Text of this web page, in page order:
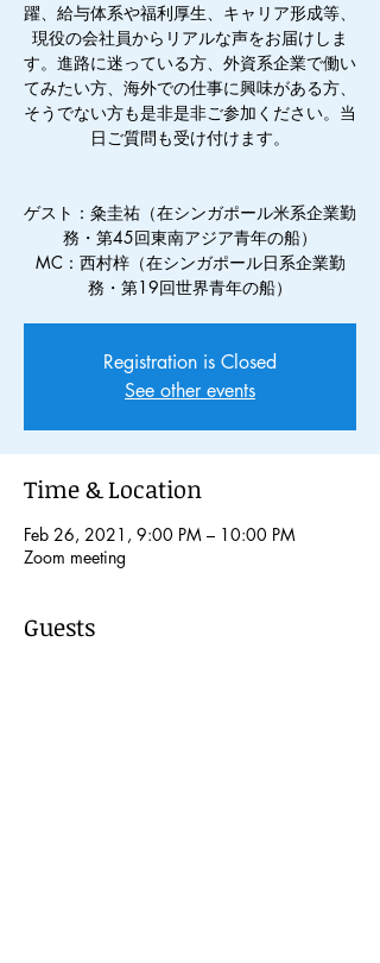
躍、給与体系や福利厚生、キャリア形成等、
現役の会社員からリアルな声をお届けしま
す。進路に迷っている方、外資系企業で働い
てみたい方、海外での仕事に興味がある方、
そうでない方も是非是非ご参加ください。当
日ご質問も受け付けます。
ゲスト：粂圭祐（在シンガポール米系企業勤
務・第45回東南アジア青年の船）
MC：西村梓（在シンガポール日系企業勤
務・第19回世界青年の船）
Registration is Closed
See other events
Time & Location
Feb 26, 2021, 9:00 PM – 10:00 PM
Zoom meeting
Guests